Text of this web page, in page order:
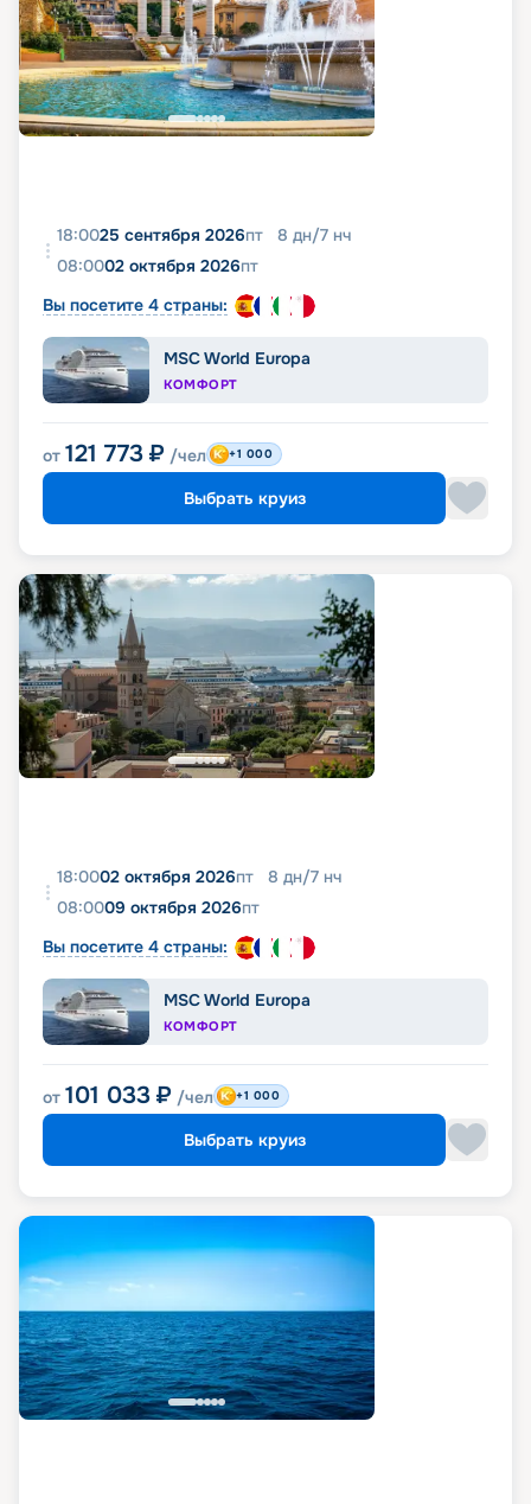
18:0025 сентября 2026пт 8 дн/7 нч
08:0002 октября 2026пт
Вы посетите 4 страны:
MSC World Europa
КОМФОРТ
от 121 773 ₽ /чел +1 000
Выбрать круиз
18:0002 октября 2026пт 8 дн/7 нч
08:0009 октября 2026пт
Вы посетите 4 страны:
MSC World Europa
КОМФОРТ
от 101 033 ₽ /чел +1 000
Выбрать круиз